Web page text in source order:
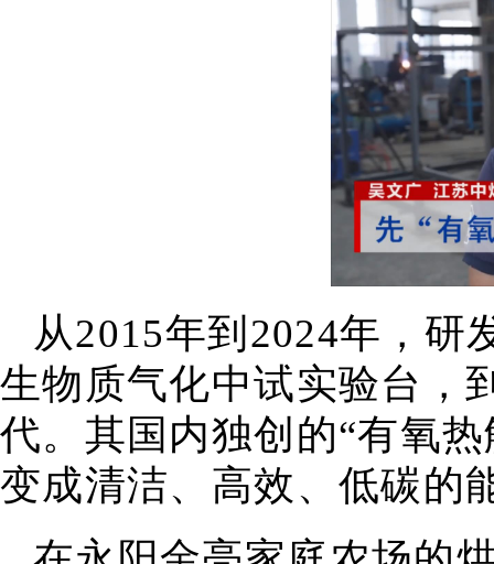
从2015年到2024年，研
生物质气化中试实验台，
代。其国内独创的“有氧
变成清洁、高效、低碳的